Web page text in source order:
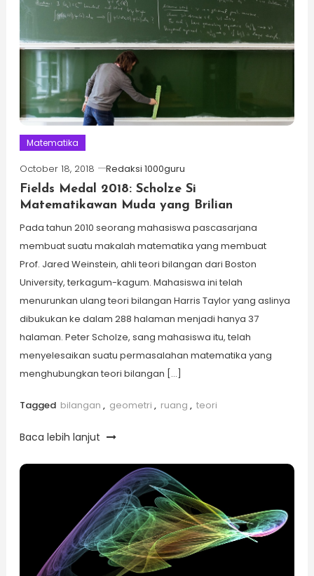
Matematika
October 18, 2018
Redaksi 1000guru
Fields Medal 2018: Scholze Si
Matematikawan Muda yang Brilian
Pada tahun 2010 seorang mahasiswa pascasarjana
membuat suatu makalah matematika yang membuat
Prof. Jared Weinstein, ahli teori bilangan dari Boston
University, terkagum-kagum. Mahasiswa ini telah
menurunkan ulang teori bilangan Harris Taylor yang aslinya
dibukukan ke dalam 288 halaman menjadi hanya 37
halaman. Peter Scholze, sang mahasiswa itu, telah
menyelesaikan suatu permasalahan matematika yang
menghubungkan teori bilangan […]
Tagged bilangan , geometri , ruang , teori
Baca lebih lanjut